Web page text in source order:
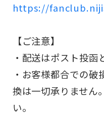
https://
【ご注意】
・配送はポスト投函
・お客様都合での
換は一切承りません
い。